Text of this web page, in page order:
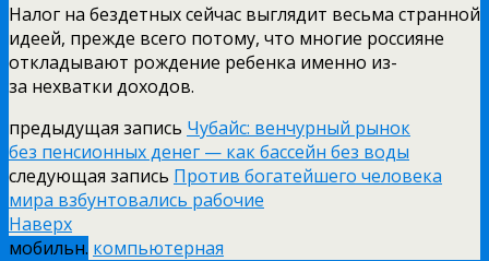
Налог на бездетных сейчас выглядит весьма странной
идеей, прежде всего потому, что многие россияне
откладывают рождение ребенка именно из-
за нехватки доходов.
предыдущая запись Чубайс: венчурный рынок
без пенсионных денег — как бассейн без воды
следующая запись Против богатейшего человека
мира взбунтовались рабочие
Наверх
мобильн. компьютерная